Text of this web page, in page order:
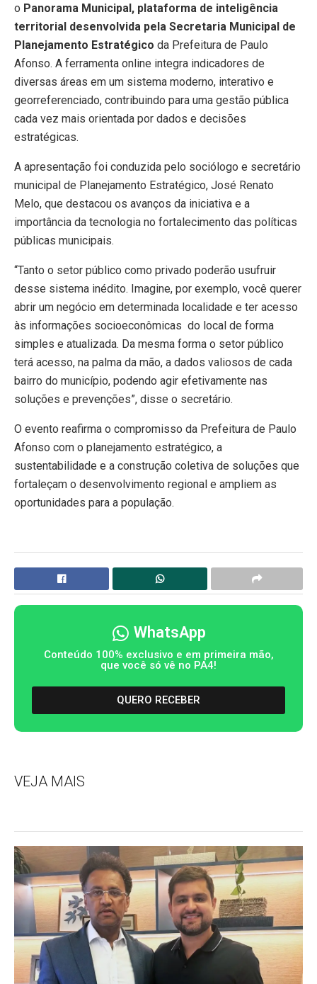
o Panorama Municipal, plataforma de inteligência
territorial desenvolvida pela Secretaria Municipal de
Planejamento Estratégico da Prefeitura de Paulo
Afonso. A ferramenta online integra indicadores de
diversas áreas em um sistema moderno, interativo e
georreferenciado, contribuindo para uma gestão pública
cada vez mais orientada por dados e decisões
estratégicas.
A apresentação foi conduzida pelo sociólogo e secretário
municipal de Planejamento Estratégico, José Renato
Melo, que destacou os avanços da iniciativa e a
importância da tecnologia no fortalecimento das políticas
públicas municipais.
“Tanto o setor público como privado poderão usufruir
desse sistema inédito. Imagine, por exemplo, você querer
abrir um negócio em determinada localidade e ter acesso
às informações socioeconômicas do local de forma
simples e atualizada. Da mesma forma o setor público
terá acesso, na palma da mão, a dados valiosos de cada
bairro do município, podendo agir efetivamente nas
soluções e prevenções”, disse o secretário.
O evento reafirma o compromisso da Prefeitura de Paulo
Afonso com o planejamento estratégico, a
sustentabilidade e a construção coletiva de soluções que
fortaleçam o desenvolvimento regional e ampliem as
oportunidades para a população.
WhatsApp
Conteúdo 100% exclusivo e em primeira mão,
que você só vê no PA4!
QUERO RECEBER
VEJA MAIS